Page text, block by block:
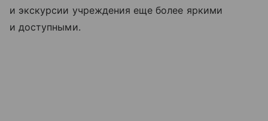
и экскурсии учреждения еще более яркими
и доступными.